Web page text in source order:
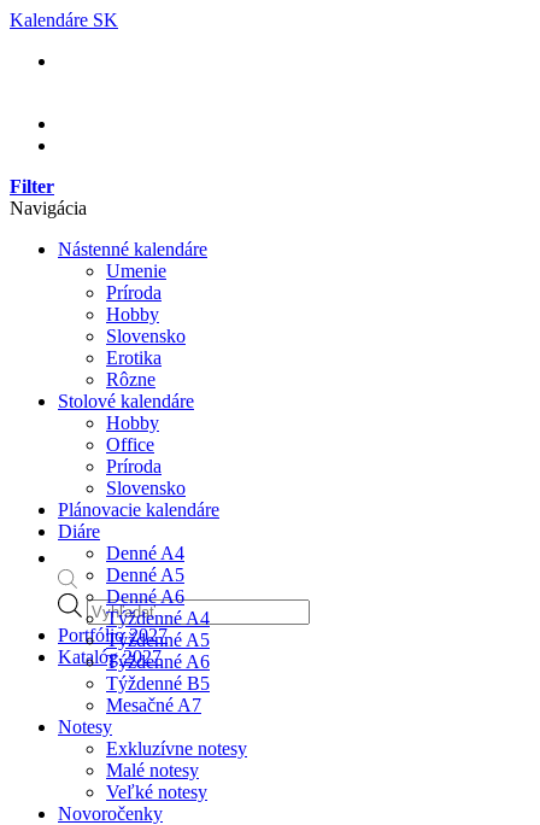
Skip
content
Kalendáre SK
Products
search
Portfólio 2027
Katalóg 2027
Filter
Navigácia
Nástenné kalendáre
Umenie
Príroda
Hobby
Slovensko
Erotika
Rôzne
Stolové kalendáre
Hobby
Office
Príroda
Slovensko
Plánovacie kalendáre
Diáre
Denné A4
Denné A5
Denné A6
Týždenné A4
Týždenné A5
Týždenné A6
Týždenné B5
Mesačné A7
Notesy
Exkluzívne notesy
Malé notesy
Veľké notesy
Novoročenky